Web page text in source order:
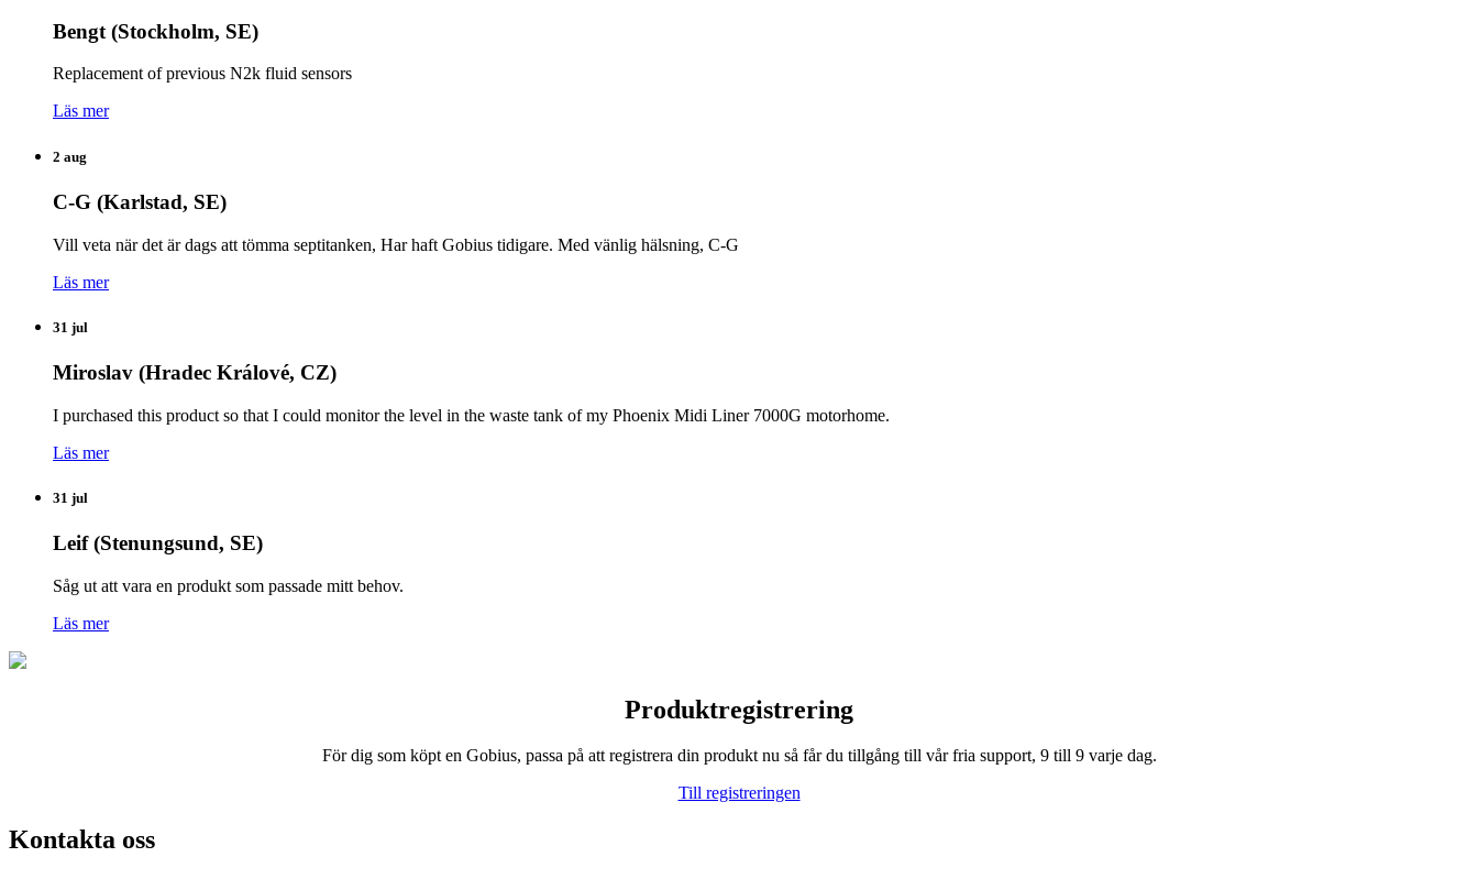
Bengt (Stockholm, SE)
Replacement of previous N2k fluid sensors
Läs mer
2 aug
C-G (Karlstad, SE)
Vill veta när det är dags att tömma septitanken, Har haft Gobius tidigare. Med vänlig hälsning, C-G
Läs mer
31 jul
Miroslav (Hradec Králové, CZ)
I purchased this product so that I could monitor the level in the waste tank of my Phoenix Midi Liner 7000G motorhome.
Läs mer
31 jul
Leif (Stenungsund, SE)
Såg ut att vara en produkt som passade mitt behov.
Läs mer
Produktregistrering
För dig som köpt en Gobius, passa på att registrera din produkt nu så får du tillgång till vår fria support, 9 till 9 varje dag.
Till registreringen
Kontakta oss